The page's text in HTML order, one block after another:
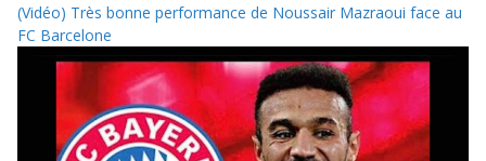
(Vidéo) Très bonne performance de Noussair Mazraoui face au
FC Barcelone